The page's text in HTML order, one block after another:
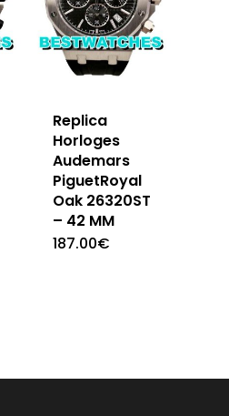
Replica
Horloges
Audemars
PiguetRoyal
Oak 26320ST
– 42 MM
187.00€